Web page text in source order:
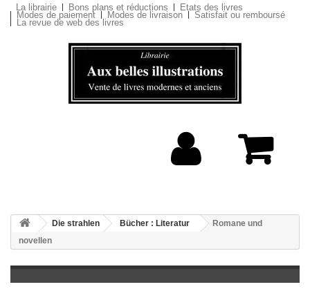
La librairie Bons plans et réductions Etats des livres
Modes de paiement Modes de livraison Satisfait ou remboursé
La revue de web des livres
Die strahlen Bücher : Literatur
Romane und
novellen